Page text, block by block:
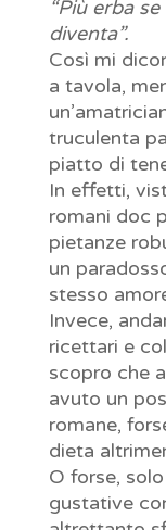
“Più erba
diventa”.
Così mi
a tavola,
truculenta
piatto di
In effetti,
romani doc
pietanze
un
stesso
Invece,
ricettari e
scopro che
avuto un
romane,
dieta
O forse,
gustative